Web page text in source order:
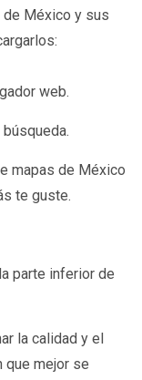
de México y sus
web.
búsqueda.
mapas de México
te guste.
parte inferior de
la calidad y el
que mejor se